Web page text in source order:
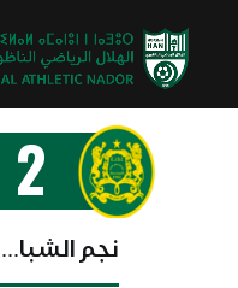
2
نجم الشباب البيضاوي